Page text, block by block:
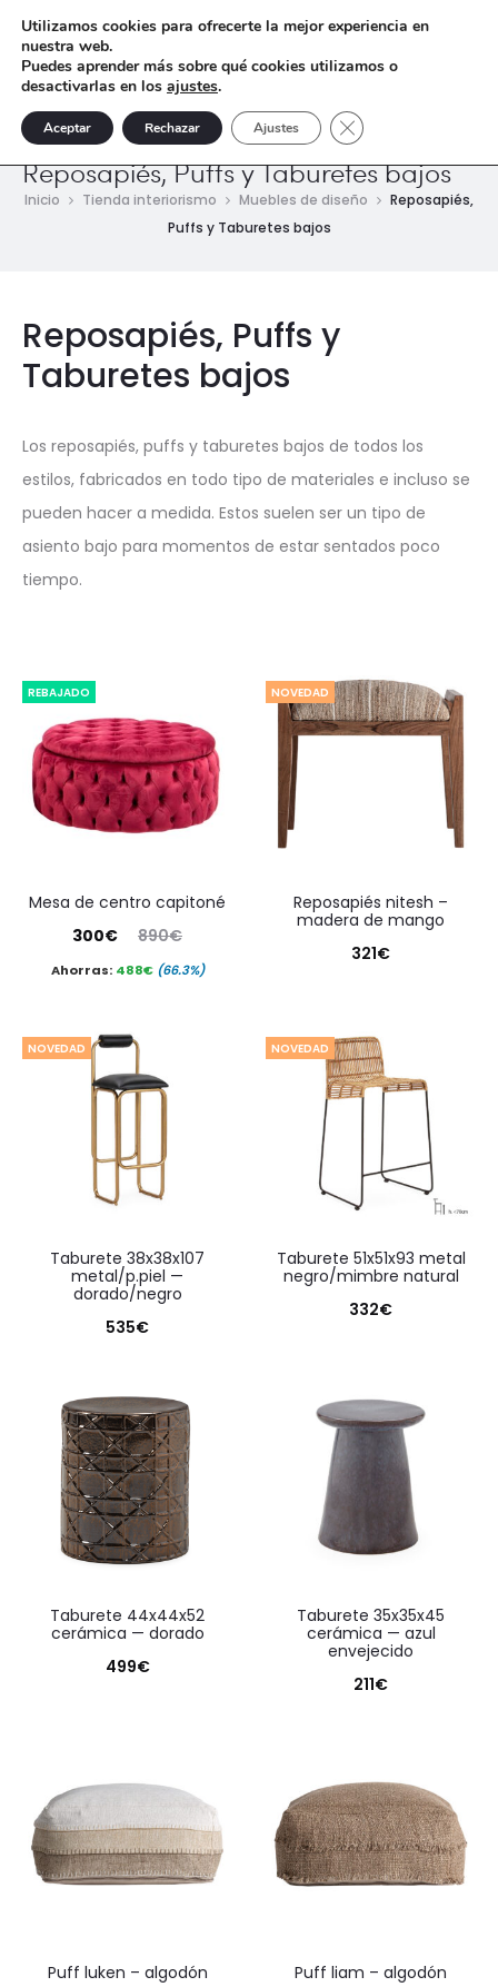
Reposapiés, Puffs y Taburetes bajos
Inicio Tienda interiorismo Muebles de diseño
Reposapiés,
Puffs y Taburetes bajos
Reposapiés, Puffs y
Taburetes bajos
Los reposapiés, puffs y taburetes bajos de todos los
estilos, fabricados en todo tipo de materiales e incluso se
pueden hacer a medida. Estos suelen ser un tipo de
asiento bajo para momentos de estar sentados poco
tiempo.
REBAJADO
mesa de centro capitoné
890€
El
precio
era:
890€.
300€
precio
es:
Ahorras: 488€ (66.3%)
NOVEDAD
reposapiés nitesh –
madera de mango
321€
NOVEDAD
taburete 38x38x107
metal/p.piel —
dorado/negro
535€
NOVEDAD
taburete 51x51x93 metal
negro/mimbre natural
332€
taburete 44x44x52
cerámica — dorado
499€
taburete 35x35x45
cerámica — azul
envejecido
211€
puff luken – algodón
puff liam – algodón
Utilizamos cookies para ofrecerte la mejor experiencia en
nuestra web.
Puedes aprender más sobre qué cookies utilizamos o
desactivarlas en los ajustes.
Aceptar Rechazar Ajustes Cerrar el banner de